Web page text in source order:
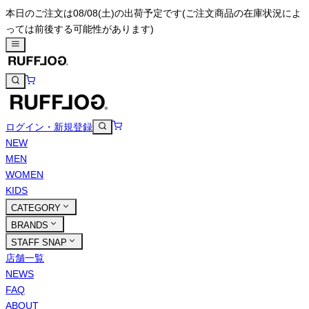
本日のご注文は08/08(土)の出荷予定です(ご注文商品の在庫状況によ
っては前後する可能性があります)
ログイン・新規登録
NEW
MEN
WOMEN
KIDS
CATEGORY
BRANDS
STAFF SNAP
店舗一覧
NEWS
FAQ
ABOUT